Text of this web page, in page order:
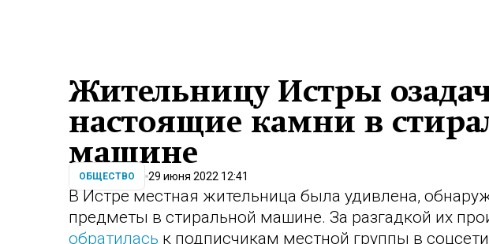
Жительницу Истры
настоящие камни в
машине
ОБЩЕСТВО 29 июня 2022 12:41
В Истре местная жительница была удивлена,
предметы в стиральной машине. За разгадкой их
обратилась к подписчикам местной группы в